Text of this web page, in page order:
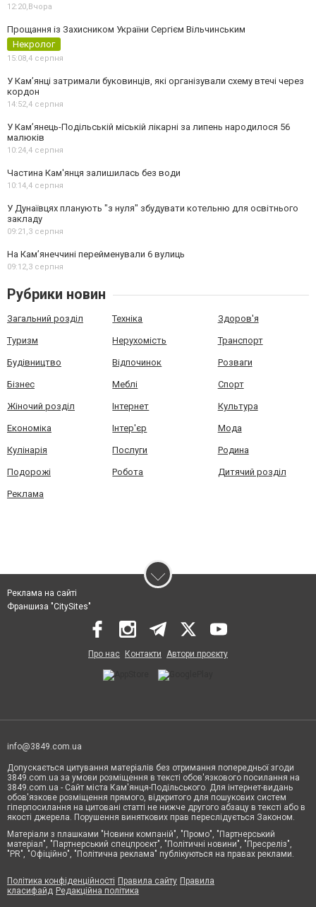
12:20,Вчора
Прощання із Захисником України Сергієм Вільчинським
Некролог
15:08,4 серпня
У Кам’янці затримали буковинців, які організували схему втечі через
кордон
14:52,4 серпня
У Кам’янець-Подільській міській лікарні за липень народилося 56
малюків
10:24,4 серпня
Частина Кам'янця залишилась без води
10:14,4 серпня
У Дунаївцях планують "з нуля" збудувати котельню для освітнього
закладу
09:21,3 серпня
На Камʼянеччині перейменували 6 вулиць
09:12,3 серпня
Рубрики новин
Загальний розділ Техніка Здоров'я
Туризм Нерухомість Транспорт
Будівництво Відпочинок Розваги
Бізнес Меблі Спорт
Жіночий розділ Інтернет Культура
Економіка Інтер'єр Мода
Кулінарія Послуги Родина
Подорожі Робота Дитячий розділ
Реклама
Реклама на сайті
Франшиза "CitySites"
Про нас Контакти Автори проєкту
info@3849.com.ua
Допускається цитування матеріалів без отримання попередньої згоди
3849.com.ua за умови розміщення в тексті обов'язкового посилання на
3849.com.ua - Сайт міста Кам'янця-Подільського. Для інтернет-видань
обов'язкове розміщення прямого, відкритого для пошукових систем
гіперпосилання на цитовані статті не нижче другого абзацу в тексті або в
якості джерела. Порушення виняткових прав переслідується Законом.
Матеріали з плашками "Новини компаній", "Промо", "Партнерський
матеріал", "Партнерський спецпроєкт", "Політичні новини", "Пресреліз",
"PR", "Офіційно", "Політична реклама" публікуються на правах реклами.
Політика конфіденційності Правила сайту Правила
класифайд Редакційна політика